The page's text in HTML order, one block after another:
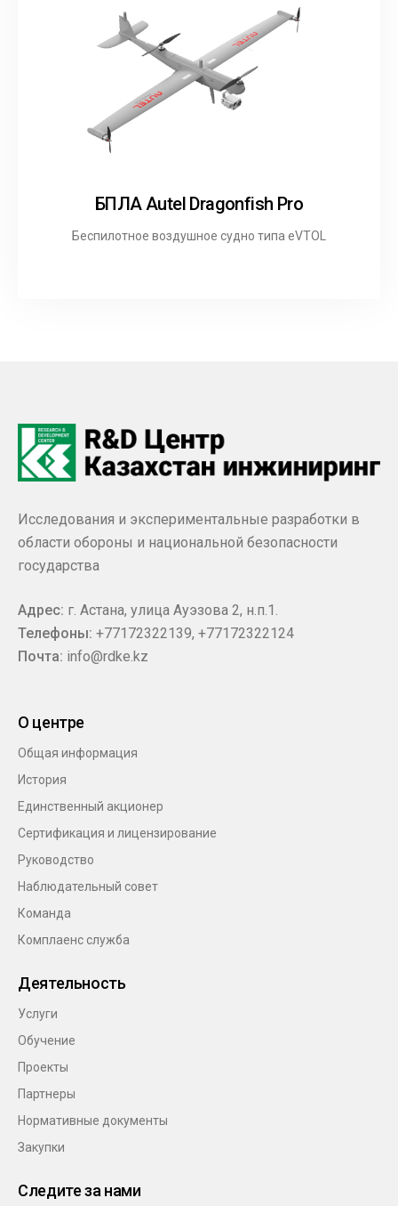
БПЛА Autel Dragonfish Pro
Беспилотное воздушное судно типа eVTOL
Исследования и экспериментальные разработки в
области обороны и национальной безопасности
государства
Адрес: г. Астана, улица Ауэзова 2, н.п.1.
Телефоны: +77172322139, +77172322124
Почта: info@rdke.kz
О центре
Общая информация
История
Единственный акционер
Сертификация и лицензирование
Руководство
Наблюдательный cовет
Команда
Комплаенс служба
Деятельность
Услуги
Обучение
Проекты
Партнеры
Нормативные документы
Закупки
Следите за нами